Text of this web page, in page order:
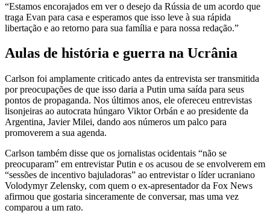
“Estamos encorajados em ver o desejo da Rússia de um acordo que
traga Evan para casa e esperamos que isso leve à sua rápida
libertação e ao retorno para sua família e para nossa redação.”
Aulas de história e guerra na Ucrânia
Carlson foi amplamente criticado antes da entrevista ser transmitida
por preocupações de que isso daria a Putin uma saída para seus
pontos de propaganda. Nos últimos anos, ele ofereceu entrevistas
lisonjeiras ao autocrata húngaro Viktor Orbán e ao presidente da
Argentina, Javier Milei, dando aos números um palco para
promoverem a sua agenda.
Carlson também disse que os jornalistas ocidentais “não se
preocuparam” em entrevistar Putin e os acusou de se envolverem em
“sessões de incentivo bajuladoras” ao entrevistar o líder ucraniano
Volodymyr Zelensky, com quem o ex-apresentador da Fox News
afirmou que gostaria sinceramente de conversar, mas uma vez
comparou a um rato.